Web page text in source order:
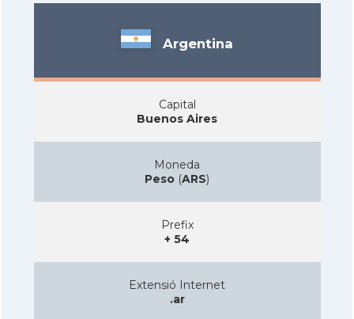
Argentina
Capital
Buenos Aires
Moneda
Peso (ARS)
Prefix
+ 54
Extensió Internet
.ar